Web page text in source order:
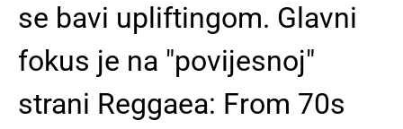
se bavi upliftingom. Glavni
fokus je na "povijesnoj"
strani Reggaea: From 70s